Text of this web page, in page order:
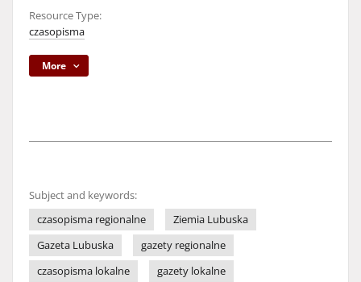
Resource Type:
czasopisma
More
Subject and keywords:
czasopisma regionalne
Ziemia Lubuska
Gazeta Lubuska
gazety regionalne
czasopisma lokalne
gazety lokalne